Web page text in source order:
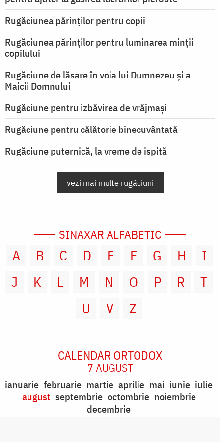
Rugăciunea părinților pentru copii
Rugăciunea părinților pentru luminarea minţii
copilului
Rugăciune de lăsare în voia lui Dumnezeu şi a
Maicii Domnului
Rugăciune pentru izbăvirea de vrăjmași
Rugăciune pentru călătorie binecuvântată
Rugăciune puternică, la vreme de ispită
vezi mai multe rugăciuni
SINAXAR ALFABETIC
A B C D E F G H
I
J
K L M N O P R
T
U
V Z
CALENDAR ORTODOX
7 AUGUST
ianuarie februarie martie aprilie mai iunie iulie
august septembrie octombrie noiembrie
decembrie